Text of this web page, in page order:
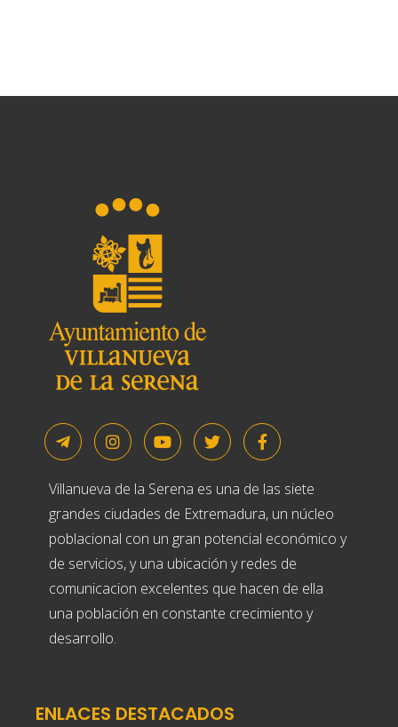
Villanueva de la Serena es una de las siete
grandes ciudades de Extremadura, un núcleo
poblacional con un gran potencial económico y
de servicios, y una ubicación y redes de
comunicacion excelentes que hacen de ella
una población en constante crecimiento y
desarrollo.
ENLACES DESTACADOS